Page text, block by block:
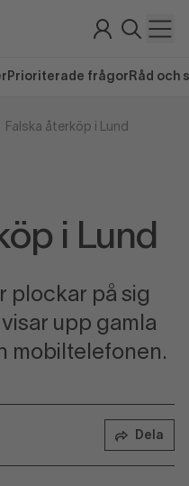
Prioriterade frågor Råd och
Falska återköp i Lund
i Lund
plockar på sig
upp gamla
mobiltelefonen.
Dela